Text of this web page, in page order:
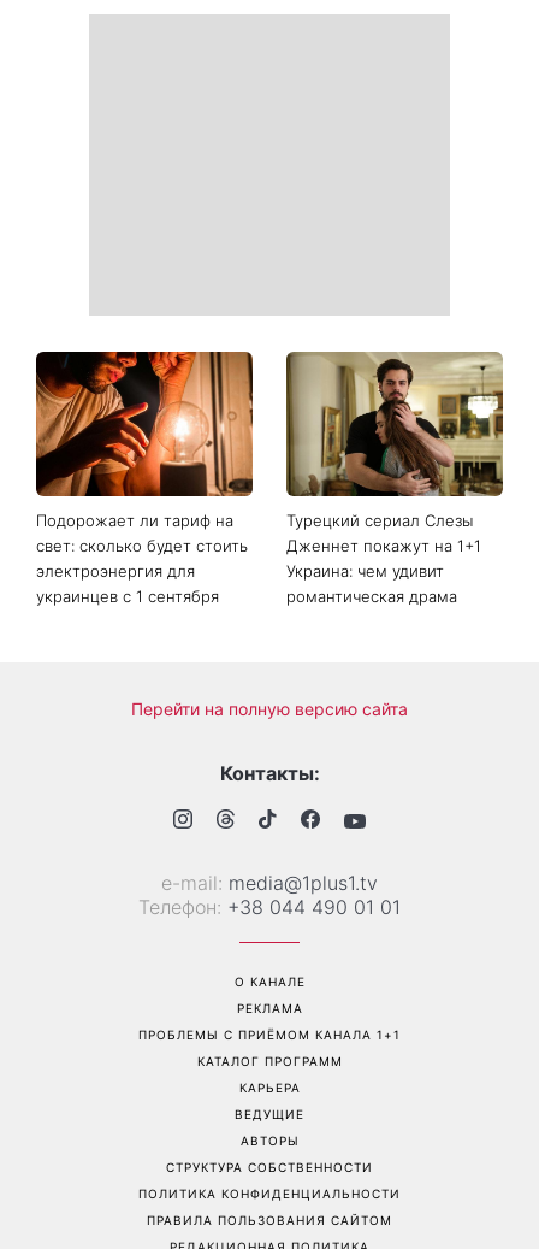
Подорожает ли тариф на
свет: сколько будет стоить
электроэнергия для
украинцев с 1 сентября
Турецкий сериал Слезы
Дженнет покажут на 1+1
Украина: чем удивит
романтическая драма
Перейти на полную версию сайта
Контакты:
е-mail: media@1plus1.tv
Телефон: +38 044 490 01 01
О КАНАЛЕ
РЕКЛАМА
ПРОБЛЕМЫ С ПРИЁМОМ КАНАЛА 1+1
КАТАЛОГ ПРОГРАММ
КАРЬЕРА
ВЕДУЩИЕ
АВТОРЫ
СТРУКТУРА СОБСТВЕННОСТИ
ПОЛИТИКА КОНФИДЕНЦИАЛЬНОСТИ
ПРАВИЛА ПОЛЬЗОВАНИЯ САЙТОМ